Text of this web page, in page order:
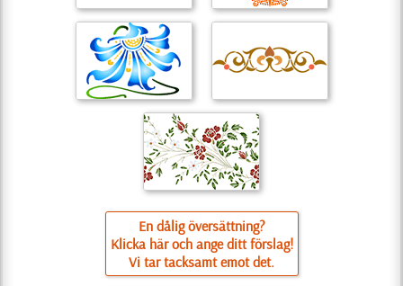
En dålig översättning?
Klicka här och ange ditt förslag!
Vi tar tacksamt emot det.